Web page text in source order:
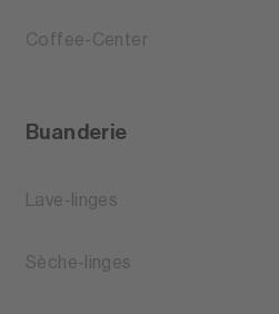
Coffee-Center
Buanderie
Lave-linges
Sèche-linges